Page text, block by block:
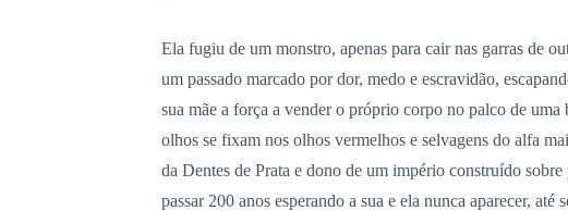
Ela fugiu de um monstro, apenas para cair nas garras de
um passado marcado por dor, medo e escravidão,
sua mãe a força a vender o próprio corpo no palco de
olhos se fixam nos olhos vermelhos e selvagens do alfa
da Dentes de Prata e dono de um império construído
passar 200 anos esperando a sua e ela nunca aparecer,